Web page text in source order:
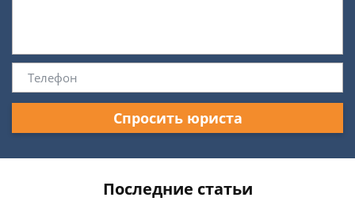
Спросить юриста
Последние статьи